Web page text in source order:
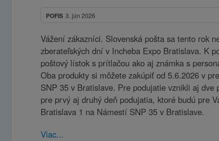
POFIS 3. jún 2026
Vážení zákazníci. Slovenská pošta sa tento rok
zberateľských dní v Incheba Expo Bratislava. K
poštový lístok s prítlačou ako aj známka s
Oba produkty si môžete zakúpiť od 5.6.2026 v
SNP 35 v Bratislave. Pre podujatie vznikli aj dve
pre prvý aj druhý deň podujatia, ktoré budú pre
Bratislava 1 na Námestí SNP 35 v Bratislave.
Viac...